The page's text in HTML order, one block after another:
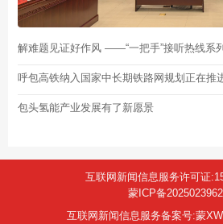
解难题见证好作风 ——“一把手”接听热线系
呼包高铁纳入国家中长期铁路网规划正在推
包头氢能产业发展有了新愿景
互联网新闻信息服务许可证
蒙ICP备
互联网新闻信息服务备案号:蒙